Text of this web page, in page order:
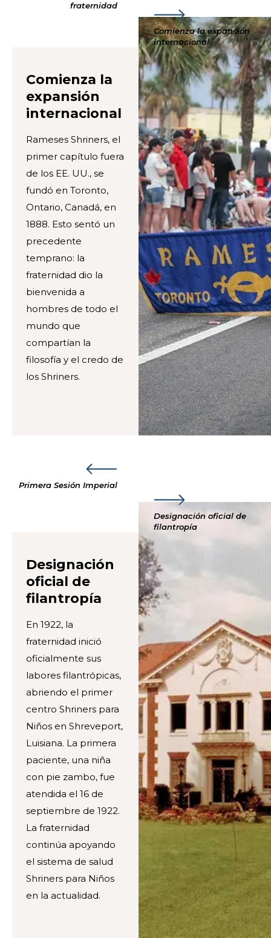
fraternidad
Comienza la expansión
internacional
Comienza la
expansión
internacional
Rameses Shriners, el
primer capítulo fuera
de los EE. UU., se
fundó en Toronto,
Ontario, Canadá, en
1888. Esto sentó un
precedente
temprano: la
fraternidad dio la
bienvenida a
hombres de todo el
mundo que
compartían la
filosofía y el credo de
los Shriners.
Primera Sesión Imperial
Designación oficial de
filantropía
Designación
oficial de
filantropía
En 1922, la
fraternidad inició
oficialmente sus
labores filantrópicas,
abriendo el primer
centro Shriners para
Niños en Shreveport,
Luisiana. La primera
paciente, una niña
con pie zambo, fue
atendida el 16 de
septiembre de 1922.
La fraternidad
continúa apoyando
el sistema de salud
Shriners para Niños
en la actualidad.